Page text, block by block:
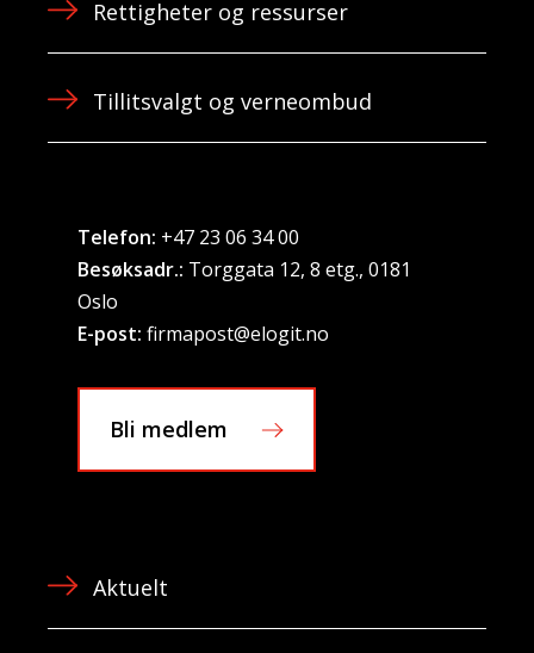
Rettigheter og ressurser
Tillitsvalgt og verneombud
Telefon: +47 23 06 34 00
Besøksadr.: Torggata 12, 8 etg., 0181
Oslo
E-post: firmapost@elogit.no
Bli medlem
Aktuelt